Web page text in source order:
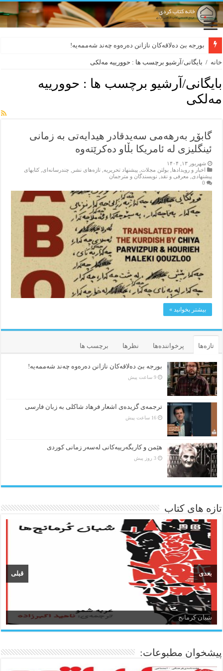
بورجە بێ دەلاقەکان نازانن دەرەوە چەند شەممەیە!
خانه / بایگانی/آرشیو برچسب ها : حوورییە مەلکی
بایگانی/آرشیو برچسب ها : حوورییە
مەلکی
گابۆڕ بەرھەمی سەیدقادر ھیدایەتی بە زمانی
ئینگلیزی لە ئامریکا بڵاو دەکرێتەوە
شهریور ۱۳, ۱۴۰۴
اخبار و رویدادها
بولتن مجلات پیشنهاد تحریریه ,تازەهای نشر چندرسانه‌ای ,کتابهای
پیشنهادی
معرفی و نقد
نویسندگان و مترجمان
0
بیشتر بخوانید »
تازه‌ها پرخواننده‌ها نظرها برچسب ها
بورجە بێ دەلاقەکان نازانن دەرەوە چەند شەممەیە!
9 ساعت پیش
ترجمه‌ی گزیده‌‌ی اشعار فرهاد شاکلی به زبان فارسی
16 ساعت پیش
هێمن و كاریگەرییەكانی لەسەر زمانی كوردی
3 روز پیش
تازه های کتاب
شبان کرمانج
زبان و ادبیات کردی
قبلی بعدی
پیشخوان مطبوعات: